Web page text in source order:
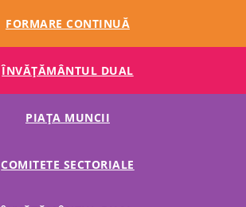
FORMARE CONTINUĂ
ÎNVĂŢĂMÂNTUL DUAL
PIAȚA MUNCII
COMITETE SECTORIALE